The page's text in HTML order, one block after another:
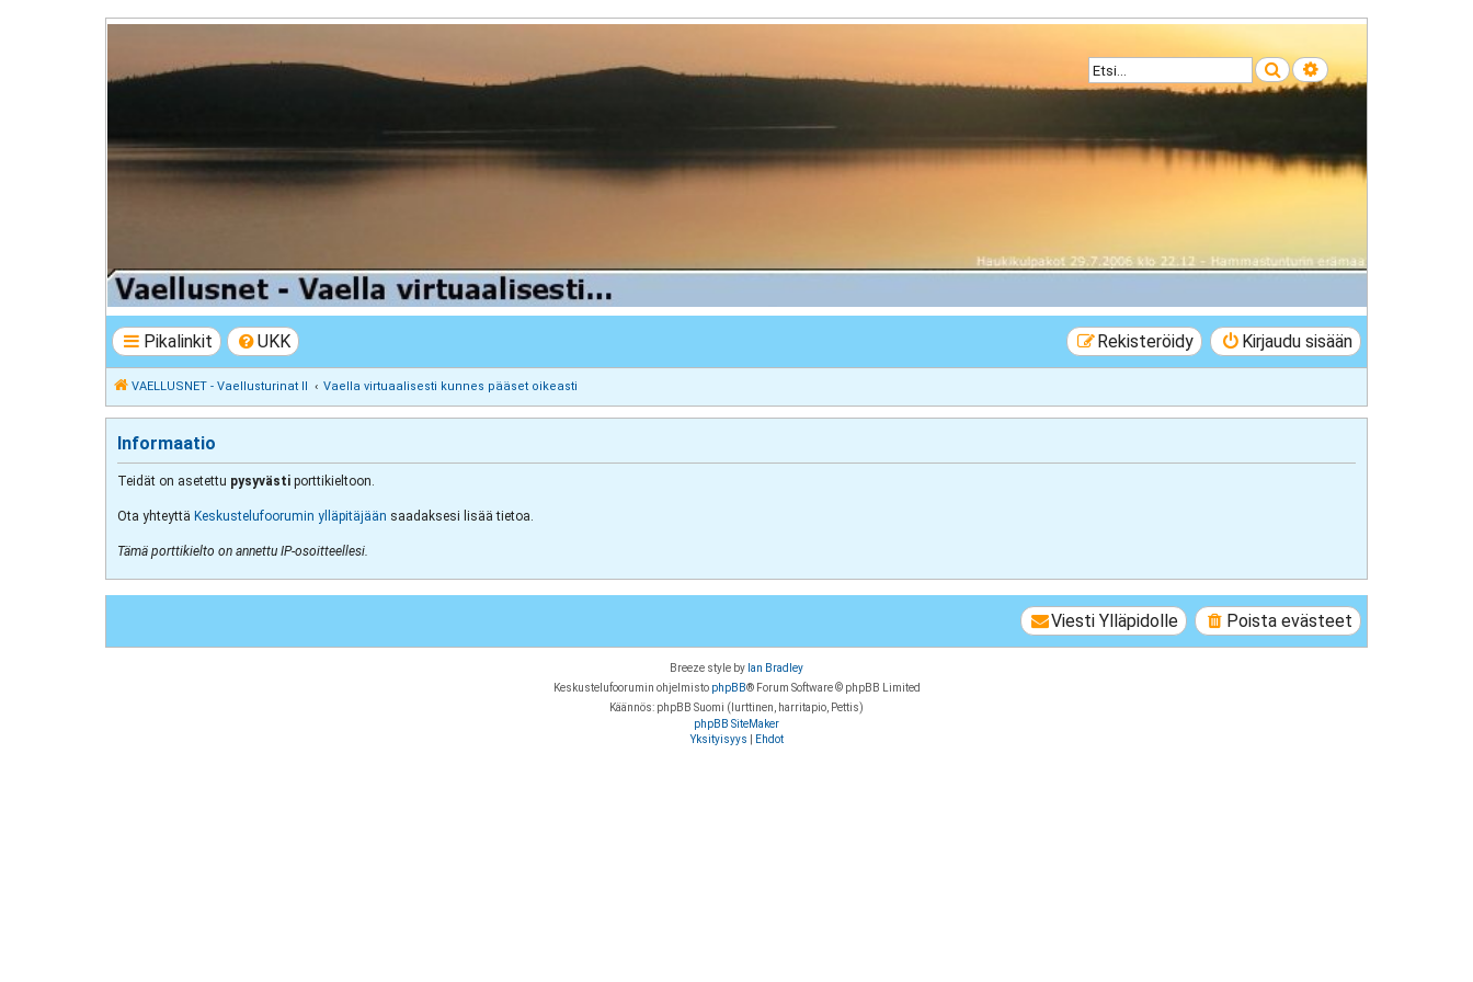
Etsi Tarkennettu haku
VAELLUSNET - Vaellusturinat II
Keskustelua vaeltamisesta ja Lapista
Pikalinkit UKK Kirjaudu sisään
Rekisteröidy
VAELLUSNET - Vaellusturinat II Vaella virtuaalisesti kunnes pääset oikeasti
Informaatio
Teidät on asetettu pysyvästi porttikieltoon.
Ota yhteyttä Keskustelufoorumin ylläpitäjään saadaksesi lisää tietoa.
Tämä porttikielto on annettu IP-osoitteellesi.
Poista evästeet
Viesti Ylläpidolle
Breeze style by Ian Bradley
Keskustelufoorumin ohjelmisto phpBB® Forum Software © phpBB Limited
Käännös: phpBB Suomi (lurttinen, harritapio, Pettis)
phpBB SiteMaker
Yksityisyys
Ehdot